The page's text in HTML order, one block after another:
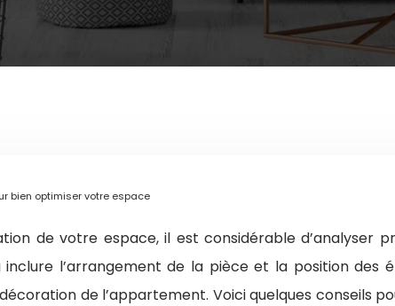
bien optimiser votre espace
de votre espace, il est considérable d’analyser
l’arrangement de la pièce et la position des
de l’appartement. Voici quelques conseils